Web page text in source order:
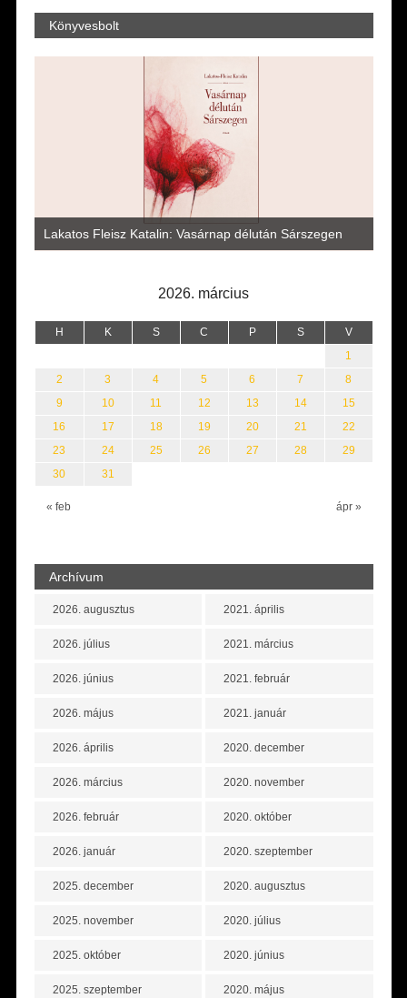
Könyvesbolt
Lakatos Fleisz Katalin: Vasárnap délután Sárszegen
2026. március
H K S C P S V
« feb ápr »
1
2
3 4 5 6 7
8
9
10 11 12 13 14
15
16
17 18 19 20 21
22
23
24 25 26 27 28
29
30
31
Archívum
2026. augusztus
2026. július
2026. június
2026. május
2026. április
2026. március
2026. február
2026. január
2025. december
2025. november
2025. október
2025. szeptember
2021. április
2021. március
2021. február
2021. január
2020. december
2020. november
2020. október
2020. szeptember
2020. augusztus
2020. július
2020. június
2020. május